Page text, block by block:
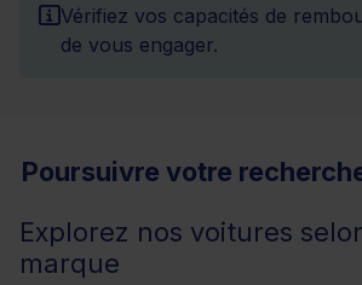
Vérifiez vos capacités de
de vous engager.
Poursuivre votre
Explorez nos voitures
marque